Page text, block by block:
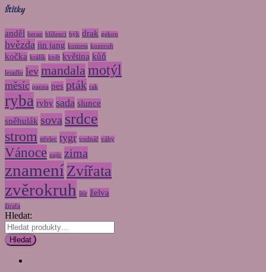
Štítky
anděl beran blíženci býk drak gekon
hvězda jin jang kometa kozoroh
kočka králík květ květina kůň
letadlo lev mandalamotýl
měsíc panna pes pták rak
ryba ryby sada slunce
sněhulák sova srdce
strom střelec tygr vodnář váhy
Vánoce zajíc zima
znameníZvířata
zvěrokruh štír želva
žirafa
Hledat:
Hledat